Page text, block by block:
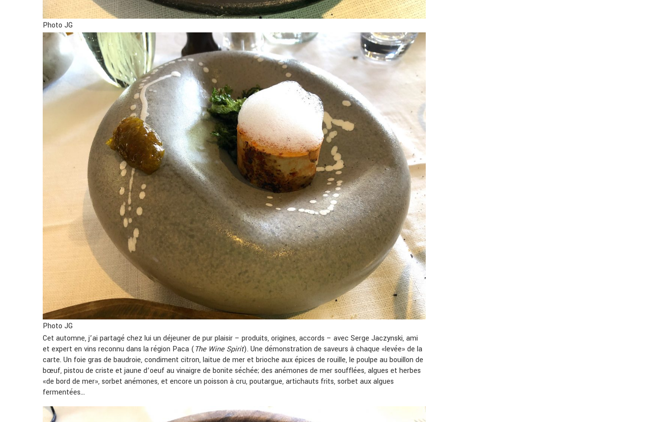
Photo JG
Photo JG
Cet automne, j’ai partagé chez lui un déjeuner de pur plaisir – produits, origines, accords – avec Serge Jaczynski, ami
et expert en vins reconnu dans la région Paca (The Wine Spirit). Une démonstration de saveurs à chaque «levée» de la
carte. Un foie gras de baudroie, condiment citron, laitue de mer et brioche aux épices de rouille, le poulpe au bouillon de
bœuf, pistou de criste et jaune d’oeuf au vinaigre de bonite séchée; des anémones de mer soufflées, algues et herbes
«de bord de mer», sorbet anémones, et encore un poisson à cru, poutargue, artichauts frits, sorbet aux algues
fermentées…